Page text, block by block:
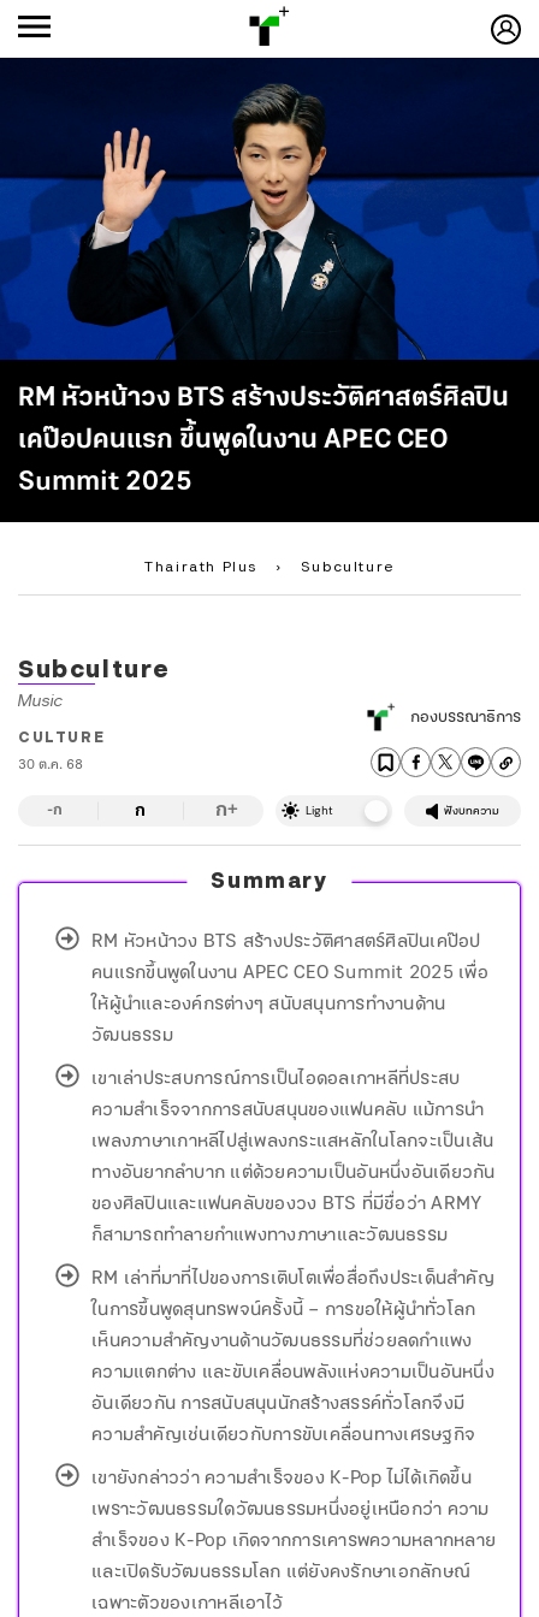
RM หัวหน้าวง BTS สร้างประวัติศาสตร์ศิลปิน
เคป๊อปคนแรก ขึ้นพูดในงาน APEC CEO
Summit 2025
Thairath Plus › Subculture
-ก
Subculture
Music
CULTURE
30 ต.ค. 68
กองบรรณาธิการ
-ก ก ก+ Light ฟังบทความ
Summary
RM หัวหน้าวง BTS สร้างประวัติศาสตร์ศิลปินเคป๊อป
คนแรกขึ้นพูดในงาน APEC CEO Summit 2025 เพื่อ
ให้ผู้นำและองค์กรต่างๆ สนับสนุนการทำงานด้าน
วัฒนธรรม
เขาเล่าประสบการณ์การเป็นไอดอลเกาหลีที่ประสบ
ความสำเร็จจากการสนับสนุนของแฟนคลับ แม้การนำ
เพลงภาษาเกาหลีไปสู่เพลงกระแสหลักในโลกจะเป็นเส้น
ทางอันยากลำบาก แต่ด้วยความเป็นอันหนึ่งอันเดียวกัน
ของศิลปินและแฟนคลับของวง BTS ที่มีชื่อว่า ARMY
ก็สามารถทำลายกำแพงทางภาษาและวัฒนธรรม
RM เล่าที่มาที่ไปของการเติบโตเพื่อสื่อถึงประเด็นสำคัญ
ในการขึ้นพูดสุนทรพจน์ครั้งนี้ – การขอให้ผู้นำทั่วโลก
เห็นความสำคัญงานด้านวัฒนธรรมที่ช่วยลดกำแพง
ความแตกต่าง และขับเคลื่อนพลังแห่งความเป็นอันหนึ่ง
อันเดียวกัน การสนับสนุนนักสร้างสรรค์ทั่วโลกจึงมี
ความสำคัญเช่นเดียวกับการขับเคลื่อนทางเศรษฐกิจ
เขายังกล่าวว่า ความสำเร็จของ K-Pop ไม่ได้เกิดขึ้น
เพราะวัฒนธรรมใดวัฒนธรรมหนึ่งอยู่เหนือกว่า ความ
สำเร็จของ K-Pop เกิดจากการเคารพความหลากหลาย
และเปิดรับวัฒนธรรมโลก แต่ยังคงรักษาเอกลักษณ์
เฉพาะตัวของเกาหลีเอาไว้